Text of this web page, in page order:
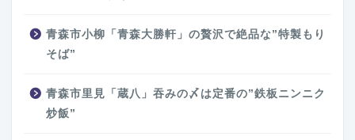
青森市小柳「青森大勝軒」の贅沢で絶品な”特製もり
そば”
青森市里見「蔵八」吞みの〆は定番の”鉄板ニンニク
炒飯”